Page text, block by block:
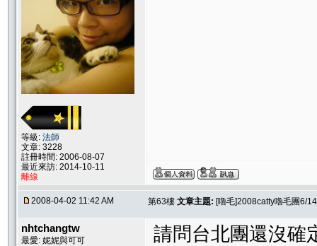
等級: 法師
文章: 3228
註冊時間: 2006-08-07
最近來訪: 2014-10-11
離線
2008-04-02 11:42 AM 第63樓 文章主題: [嚕毛]2008catty嚕毛團6/
nhtchangtw
最愛: 妮妮與可可
請問台北團還沒確